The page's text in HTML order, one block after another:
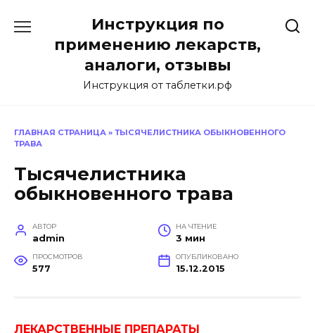
содержанию
Инструкция по
применению лекарств,
аналоги, отзывы
Инструкция от таблетки.рф
ГЛАВНАЯ СТРАНИЦА » ТЫСЯЧЕЛИСТНИКА ОБЫКНОВЕННОГО
ТРАВА
Тысячелистника
обыкновенного трава
АВТОР
admin
НА ЧТЕНИЕ
3 мин
ПРОСМОТРОВ
577
ОПУБЛИКОВАНО
15.12.2015
ЛЕКАРСТВЕННЫЕ ПРЕПАРАТЫ